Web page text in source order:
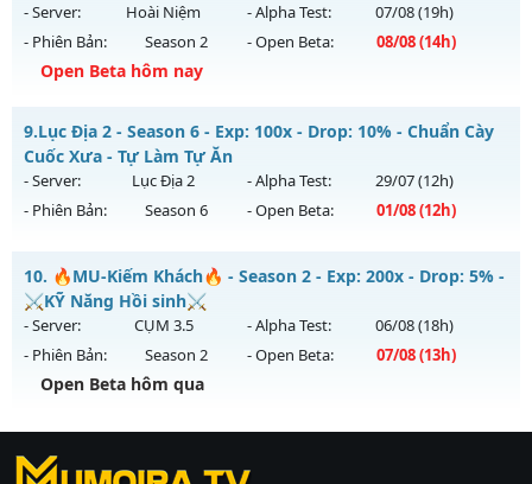
Antihack: Xshiel
14h ngày 15/08/2626
Exp: 100x - Drop: 10%
Kiểu reset: Reset In Game
Antihack: ICM
- Server: Hoài Niệm - Alpha Test: 07/08(19h)
- Phiên Bản:
Season 2 - Open Beta: 08/08(14h)
Open Beta hôm nay
Hà Nội 2003 - Hoài N - Nơi ký ức MU sống lại
Mu mới ra tháng 08 2026 - Mở máy chủ
ngày 08/08/2626
Exp: 300x - Drop: 40%
Thể loại: Mu Custom thêm đồ mới
Antihack: UKG
9.Lục Địa 2 - Season 6 - Exp: 100x - Drop: 10% - Chuẩn Cày
Cuốc Xưa - Tự Làm Tự Ăn
- Server: Lục Địa 2 - Alpha Test: 29/07(12h)
- Phiên Bản:
Season 6 - Open Beta: 01/08(12h)
Lục Địa 2 - Chuẩn Cày Cuốc Xưa - Tự Làm Tự Ăn
Mu mới ra tháng 08 2026 - Mở máy chủ
ngày 01/08/2626
Exp: 100x - Drop: 10%
Kiểu reset: Reset In Game
Thể loại: Mu Nguyên bản Webzen
Antihack: Chống Hack
10. 🔥MU-Kiếm Khách🔥 - Season 2 - Exp: 200x - Drop: 5% -
⚔️KỸ Năng Hồi sinh⚔️
- Server: CỤM 3.5 - Alpha Test: 06/08(18h)
- Phiên Bản:
Season 2 - Open Beta: 07/08(13h)
Open Beta hôm qua
🔥MU-Kiếm Khách🔥 - ⚔️KỸ Năng Hồi sinh⚔️
Mu mới ra tháng 08 2026 - Mở máy chủ
https://ktdb.net/ |789club